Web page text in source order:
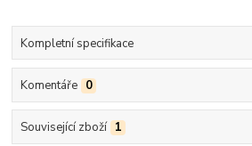
Kompletní specifikace
Komentáře 0
Související zboží 1